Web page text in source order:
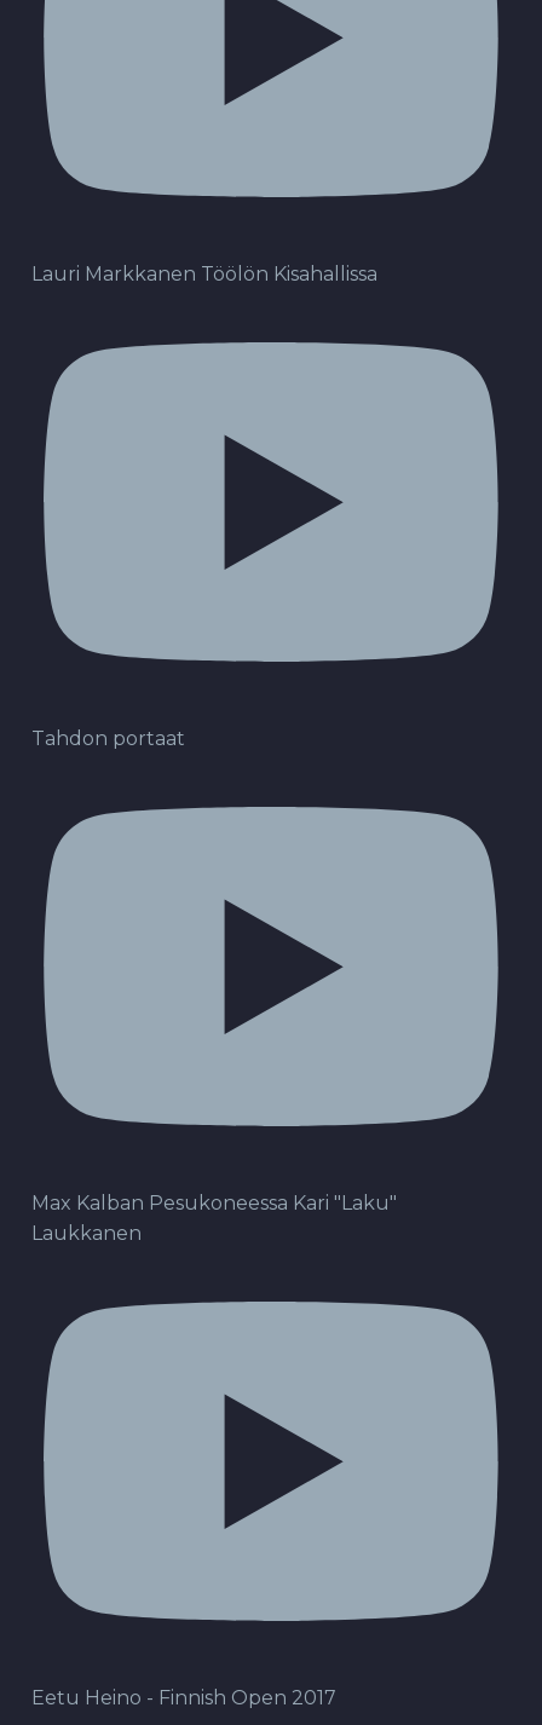
Lauri Markkanen Töölön Kisahallissa
Tahdon portaat
Max Kalban Pesukoneessa Kari "Laku"
Laukkanen
Eetu Heino - Finnish Open 2017